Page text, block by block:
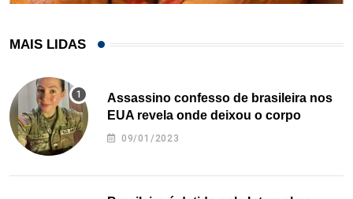
MAIS LIDAS
Assassino confesso de brasileira nos
EUA revela onde deixou o corpo
09/01/2023